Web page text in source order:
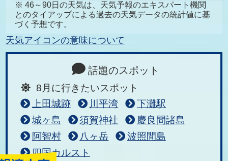
※ 46～90日の天気は、天気予報のエキスパート機関
とのタイアップによる過去の天気データの統計値に基
づく予想です。
天気アイコンの意味について
話題のスポット
8月に行きたいスポット
上田城跡
川平湾
下灘駅
城ヶ島
須賀神社
慶良間諸島
阿智村
八ヶ岳
波照間島
四国カルスト